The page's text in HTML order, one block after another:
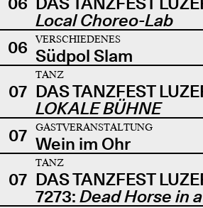
Local Choreo-Lab
06
VERSCHIEDENES
Südpol Slam
07
TANZ
DAS TANZFEST
LOKALE BÜHNE
07
GASTVERANSTALTUNG
Wein im Ohr
07
TANZ
DAS TANZFEST
7273: Dead Horse in